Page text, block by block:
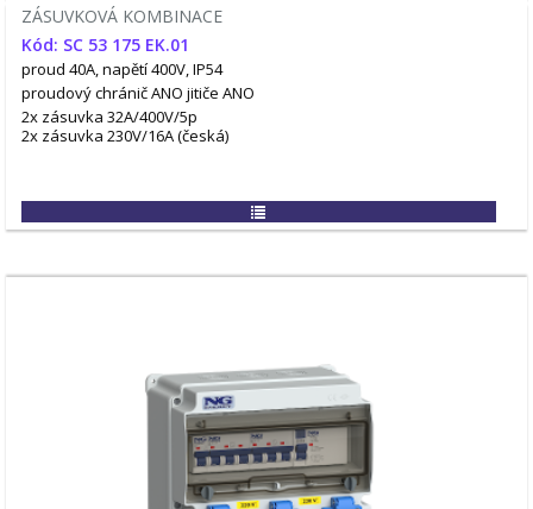
ZÁSUVKOVÁ KOMBINACE
Kód: SC 53 175 EK.01
proud 40A, napětí 400V, IP54
proudový chránič ANO jitiče ANO
2x zásuvka 32A/400V/5p
2x zásuvka 230V/16A (česká)